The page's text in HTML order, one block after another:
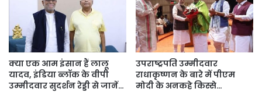
क्या एक आम इंसान हैं लालू
यादव, इंडिया ब्लॉक के वीपी
उम्मीदवार सुदर्शन रेड्डी से जानें…
उपराष्ट्रपति उम्मीदवार
राधाकृष्णन के बारे में पीएम
मोदी के अनकहे किस्से…